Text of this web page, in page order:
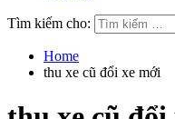
Tìm kiếm cho:
Home
thu xe cũ đổi xe mới